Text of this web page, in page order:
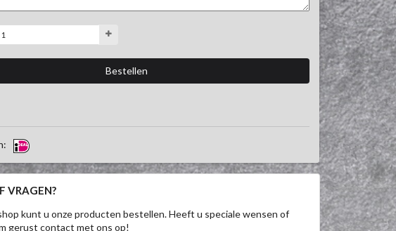
VRAGEN?
kunt u onze producten bestellen. Heeft u speciale wensen of
gerust contact met ons op!